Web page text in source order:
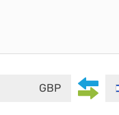
GBP